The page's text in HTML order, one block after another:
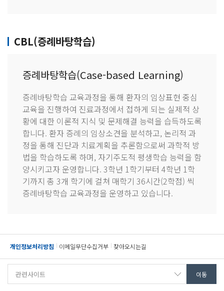
CBL(증례바탕학습)
증례바탕학습(Case-based Learning)
증례바탕학습 교육과정을 통해 환자의 임상표현 중심
교육을 진행하여 진료과정에서 접하게 되는 실제적 상
황에 대한 이론적 지식 및 문제해결 능력을 습득하도록
합니다. 환자 증례의 임상소견을 분석하고, 논리적 과
정을 통해 진단과 치료계획을 추론함으로써 과학적 방
법을 학습하도록 하며, 자기주도적 평생학습 능력을 함
양시키고자 운영합니다. 3학년 1학기부터 4학년 1학
기까지 총 3개 학기에 걸쳐 매학기 36시간(2학점) 씩
증례바탕학습 교육과정을 운영하고 있습니다.
개인정보처리방침 이메일무단수집거부 찾아오시는길